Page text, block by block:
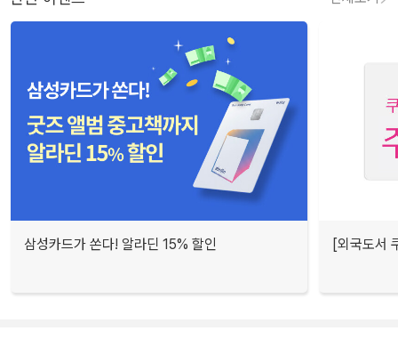
삼성카드가 쏜다! 알라딘 15% 할인 [외국도서